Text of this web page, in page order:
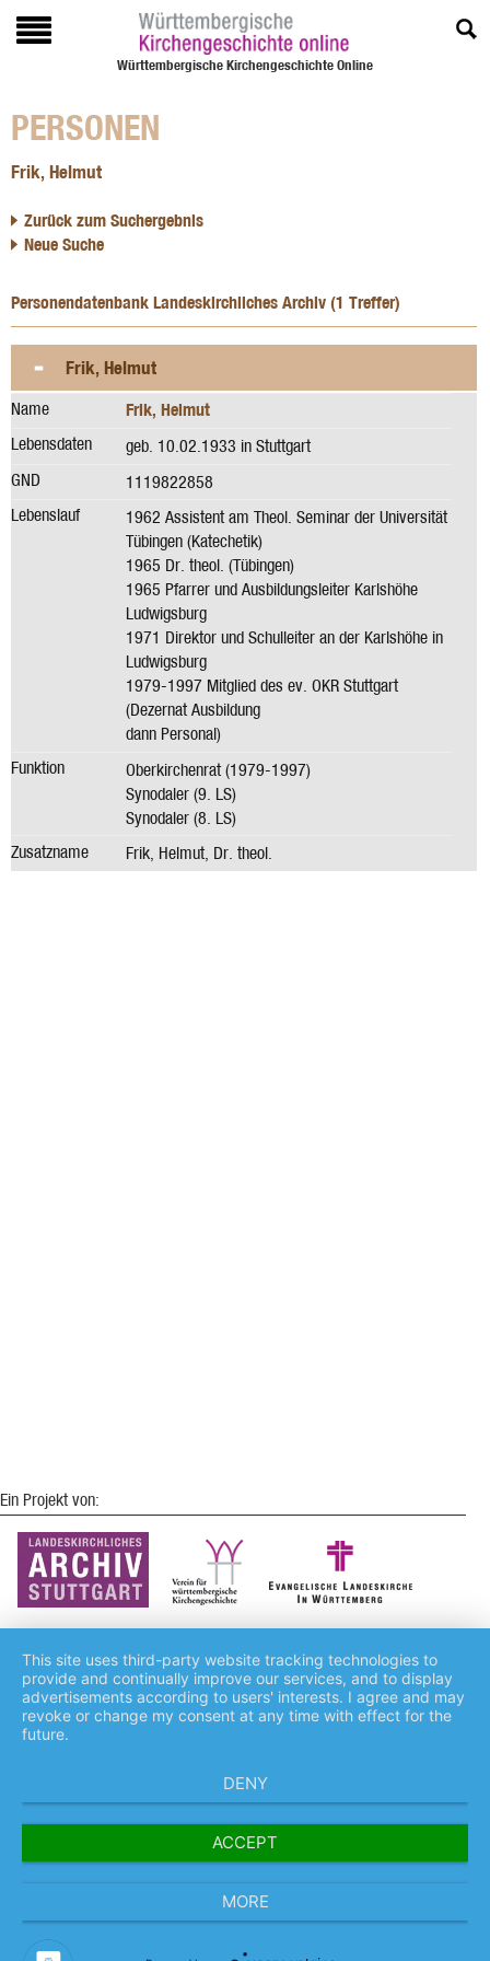
Württembergische Kirchengeschichte Online
PERSONEN
Frik, Helmut
Zurück zum Suchergebnis
Neue Suche
Personendatenbank Landeskirchliches Archiv (1 Treffer)
Frik, Helmut
Name
Frik, Helmut
Lebensdaten
geb. 10.02.1933 in Stuttgart
GND
1119822858
Lebenslauf
1962 Assistent am Theol. Seminar der Universität
Tübingen (Katechetik)
1965 Dr. theol. (Tübingen)
1965 Pfarrer und Ausbildungsleiter Karlshöhe
Ludwigsburg
1971 Direktor und Schulleiter an der Karlshöhe in
Ludwigsburg
1979-1997 Mitglied des ev. OKR Stuttgart
(Dezernat Ausbildung
dann Personal)
Funktion
Oberkirchenrat (1979-1997)
Synodaler (9. LS)
Synodaler (8. LS)
Zusatzname
Frik, Helmut, Dr. theol.
Ein Projekt von:
Impressum Kontakt Datenschutz
This site uses third-party website tracking technologies to
provide and continually improve our services, and to display
advertisements according to users' interests. I agree and may
revoke or change my consent at any time with effect for the
future.
DENY
ACCEPT
MORE